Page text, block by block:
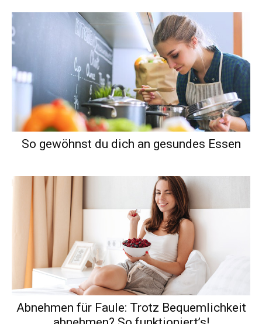
So gewöhnst du dich an gesundes Essen
Abnehmen für Faule: Trotz Bequemlichkeit